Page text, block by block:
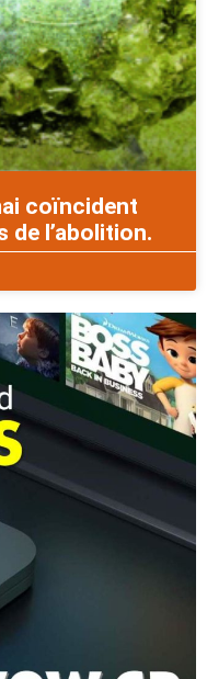
coïncident
de l’abolition.